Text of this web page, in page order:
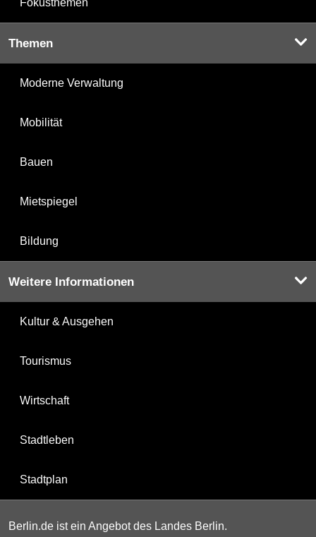
Themen
Moderne Verwaltung
Mobilität
Bauen
Mietspiegel
Bildung
Weitere Informationen
Kultur & Ausgehen
Tourismus
Wirtschaft
Stadtleben
Stadtplan
Berlin.de ist ein Angebot des Landes Berlin.